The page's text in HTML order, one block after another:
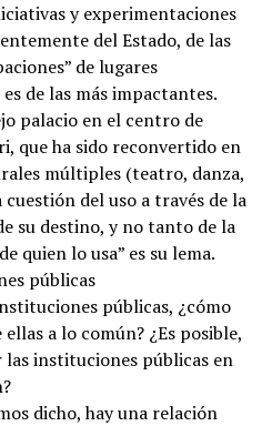
y experimentaciones
del Estado, de las
de lugares
de las más impactantes.
palacio en el centro de
que ha sido reconvertido en
múltiples (teatro, danza,
del uso a través de la
su destino, y no tanto de la
quien lo usa” es su lema.
públicas
públicas, ¿cómo
a lo común? ¿Es posible,
instituciones públicas en
dicho, hay una relación